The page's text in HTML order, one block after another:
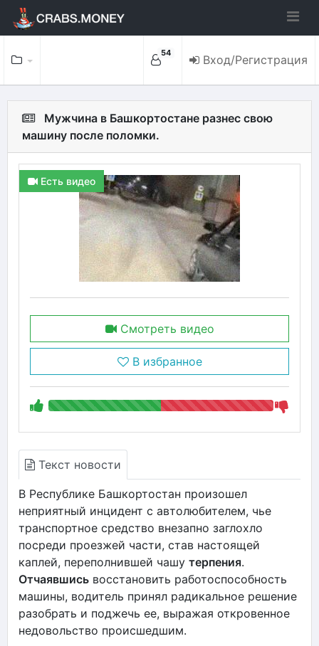
54 Вход/Регистрация
Мужчина в Башкортостане разнес свою
машину после поломки.
Есть видео
Смотреть видео
В избранное
Текст новости
В Республике Башкортостан произошел
неприятный инцидент с автолюбителем, чье
транспортное средство внезапно заглохло
посреди проезжей части, став настоящей
каплей, переполнившей чашу терпения.
Отчаявшись восстановить работоспособность
машины, водитель принял радикальное решение
разобрать и поджечь ее, выражая откровенное
недовольство происшедшим.